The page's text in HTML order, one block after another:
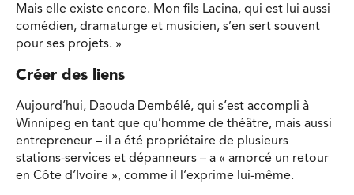
Mais elle existe encore. Mon fils Lacina, qui est lui aussi
comédien, dramaturge et musicien, s’en sert souvent
pour ses projets. »
Créer des liens
Aujourd’hui, Daouda Dembélé, qui s’est accompli à
Winnipeg en tant que qu’homme de théâtre, mais aussi
entrepreneur – il a été propriétaire de plusieurs
stations-services et dépanneurs – a « amorcé un retour
en Côte d’Ivoire », comme il l’exprime lui-même.